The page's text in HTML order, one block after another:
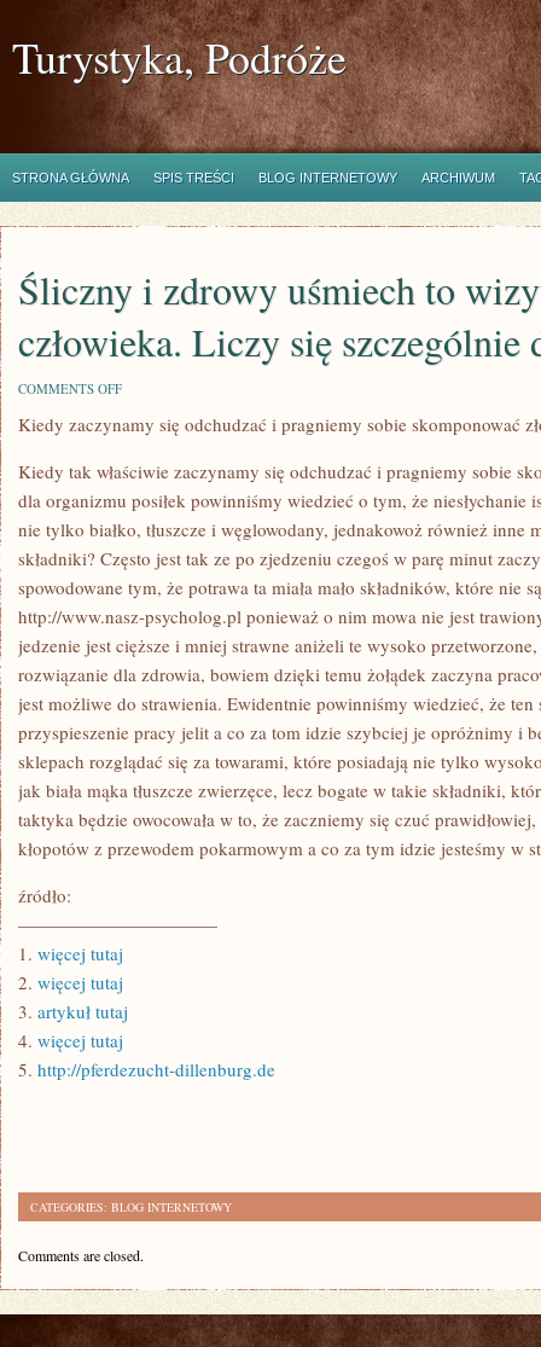
Turystyka, Podróże
STRONA GŁÓWNA SPIS TREŚCI BLOG INTERNETOWY ARCHIWUM
Śliczny i zdrowy uśmiech to
człowieka. Liczy się szczególnie
COMMENTS OFFON
I
ZDROWY
TO
WIZYTÓWKA
KAŻDEGO
CZŁOWIEKA.
LICZY
SIĘ
SZCZEGÓLNIE
DZIŚ
Kiedy zaczynamy się odchudzać i pragniemy sobie skomponować
Kiedy tak właściwie zaczynamy się odchudzać i pragniemy sobie
dla organizmu posiłek powinniśmy wiedzieć o tym, że niesłychanie
nie tylko białko, tłuszcze i węglowodany, jednakowoż również inne
składniki? Często jest tak ze po zjedzeniu czegoś w parę minut
spowodowane tym, że potrawa ta miała mało składników, które nie
http://www.nasz-psycholog.pl ponieważ o nim mowa nie jest
jedzenie jest cięższe i mniej strawne aniżeli te wysoko
rozwiązanie dla zdrowia, bowiem dzięki temu żołądek zaczyna
jest możliwe do strawienia. Ewidentnie powinniśmy wiedzieć, że ten
przyspieszenie pracy jelit a co za tom idzie szybciej je opróżnimy i
sklepach rozglądać się za towarami, które posiadają nie tylko
jak biała mąka tłuszcze zwierzęce, lecz bogate w takie składniki,
taktyka będzie owocowała w to, że zaczniemy się czuć
kłopotów z przewodem pokarmowym a co za tym idzie jesteśmy w
źródło:
———————————
1. więcej tutaj
2. więcej tutaj
3. artykuł tutaj
4. więcej tutaj
5. http://pferdezucht-dillenburg.de
CATEGORIES: BLOG INTERNETOWY
Comments are closed.